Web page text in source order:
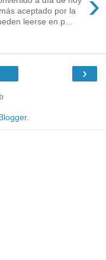
aceptado por la
leerse en p...
›
.